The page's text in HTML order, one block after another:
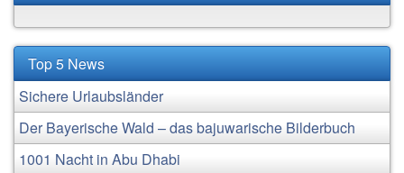
Top 5 News
Sichere Urlaubsländer
Der Bayerische Wald – das bajuwarische Bilderbuch
1001 Nacht in Abu Dhabi